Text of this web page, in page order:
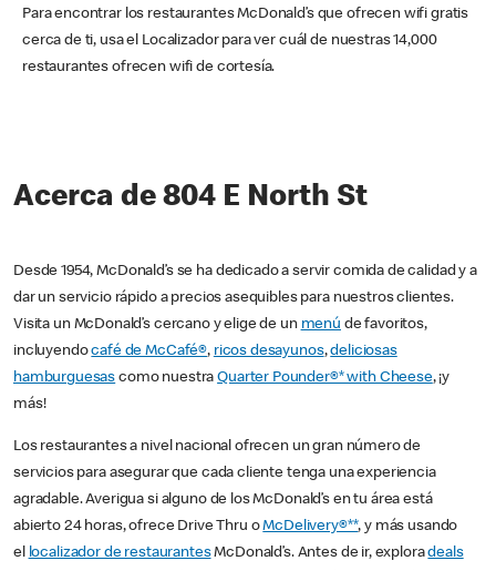
Para encontrar los restaurantes McDonald’s que ofrecen wifi gratis
cerca de ti, usa el Localizador para ver cuál de nuestras 14,000
restaurantes ofrecen wifi de cortesía.
Acerca de 804 E North St
Desde 1954, McDonald’s se ha dedicado a servir comida de calidad y a
dar un servicio rápido a precios asequibles para nuestros clientes.
Visita un McDonald’s cercano y elige de un menú de favoritos,
incluyendocafé de McCafé®, ricos desayunos,deliciosas
hamburguesas como nuestraQuarter Pounder®* with Cheese, ¡y
más!
Los restaurantes a nivel nacional ofrecen un gran número de
servicios para asegurar que cada cliente tenga una experiencia
agradable. Averigua si alguno de los McDonald’s en tu área está
abierto 24 horas, ofrece Drive Thru oMcDelivery®**, y más usando
el localizador de restaurantesMcDonald’s. Antes de ir, exploradeals